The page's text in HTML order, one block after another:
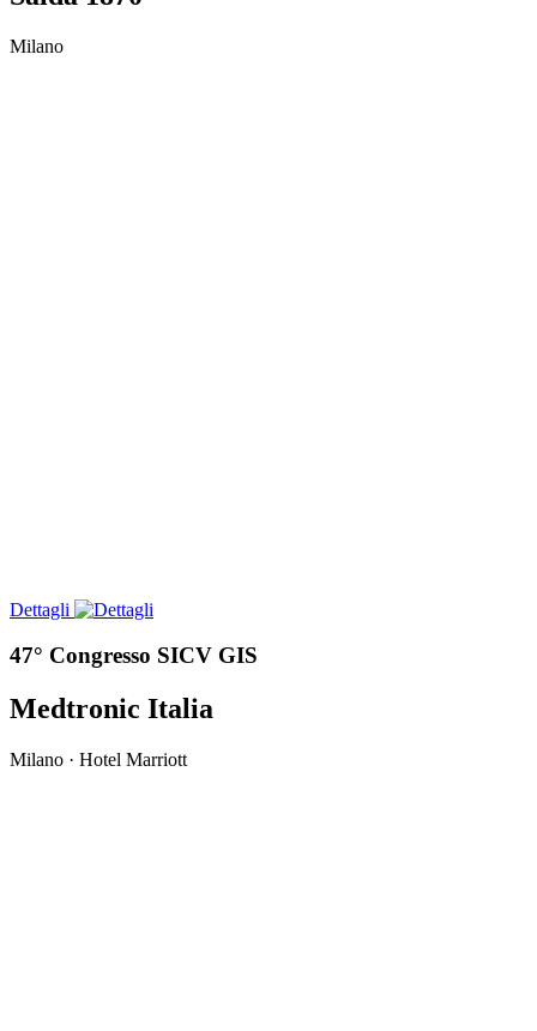
Milano
Dettagli
47° Congresso SICV GIS
Medtronic Italia
Milano · Hotel Marriott